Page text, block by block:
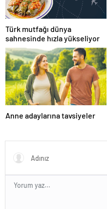
Türk mutfağı dünya
sahnesinde hızla yükseliyor
Anne adaylarına tavsiyeler